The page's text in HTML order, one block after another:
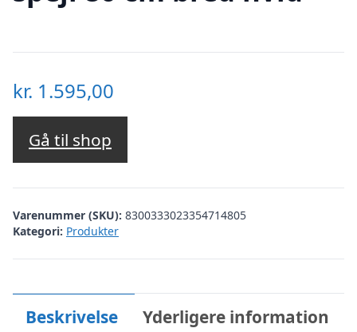
kr. 1.595,00
Gå til shop
Varenummer (SKU): 8300333023354714805
Kategori: Produkter
Beskrivelse Yderligere information